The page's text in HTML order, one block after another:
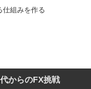
仕組みを作る
からのFX挑戦